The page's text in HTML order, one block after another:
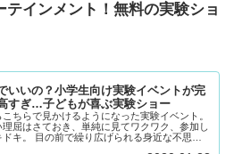
テインメント！無料の実験ショ
いいの？小学生向け実験イベントが完
すぎ…子どもが喜ぶ実験ショー
こちらで見かけるようになった実験イベント。
理屈はさておき、単純に見てワクワク、参加し
ドキ。 目の前で繰り広げられる身近な不思議